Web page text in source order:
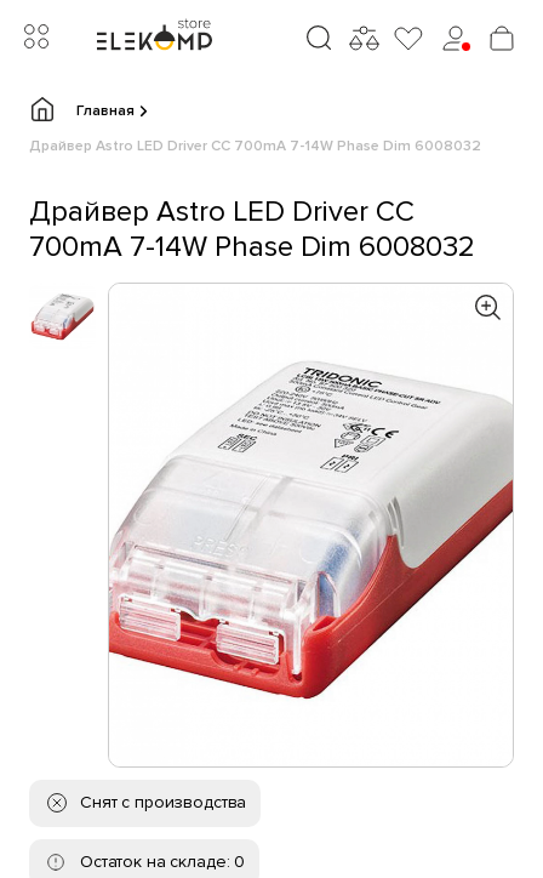
Главная
Драйвер Astro LED Driver CC 700mA 7-14W Phase Dim 6008032
Драйвер Astro LED Driver CC
700mA 7-14W Phase Dim 6008032
Снят с производства
Остаток на складе: 0